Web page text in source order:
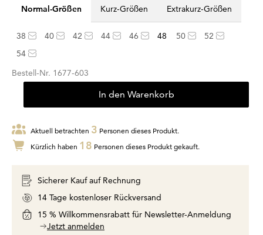
Normal-Größen Kurz-Größen Extrakurz-Größen
38 40 42 44 46 48 50
52
54
Bestell-Nr. 1677-603
In den Warenkorb
Aktuell betrachten 3 Personen dieses Produkt.
Kürzlich haben 18 Personen dieses Produkt gekauft.
Sicherer Kauf auf Rechnung
14 Tage kostenloser Rückversand
15 % Willkommensrabatt für Newsletter-Anmeldung
Jetzt anmelden